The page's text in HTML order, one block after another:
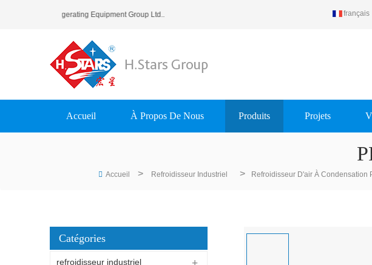
(Guangzhou) Refrigerating Equipment Group Ltd.. français
Accueil À Propos De Nous Produits Projets
Accueil > Refroidisseur Industriel > Refroidisseur D'air À
Catégories
refroidisseur industriel